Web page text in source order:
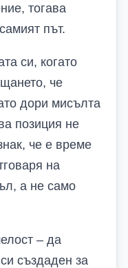
тогава
път.
си, когато
че
дори мисълта
позиция не
че е време
на
а не само
– да
създаден за